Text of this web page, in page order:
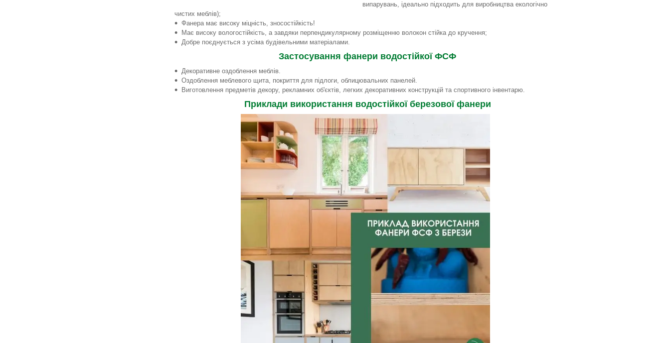
випарувань, ідеально підходить для виробництва екологічно
чистих меблів);
Фанера має високу міцність, зносостійкість!
Має високу вологостійкість, а завдяки перпендикулярному розміщенню волокон стійка до кручення;
Добре поєднується з усіма будівельними матеріалами.
Застосування фанери водостійкої ФСФ
Декоративне оздоблення меблів.
Оздоблення меблевого щита, покриття для підлоги, облицювальних панелей.
Виготовлення предметів декору, рекламних об'єктів, легких декоративних конструкцій та спортивного інвентарю.
Приклади використання водостійкої березової фанери